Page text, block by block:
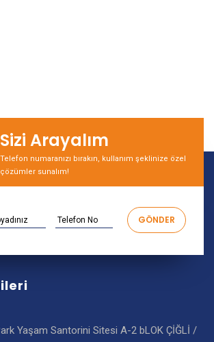
Sizi Arayalım
Telefon numaranızı bırakın, kullanım şeklinize özel
çözümler sunalım!
Yaşam Santorini Sitesi A-2 bLOK ÇİĞLİ /